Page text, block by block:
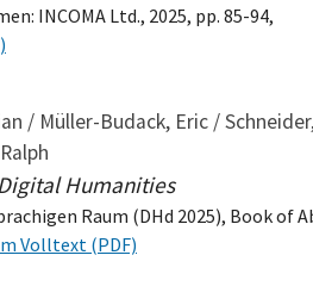
INCOMA Ltd., 2025, pp. 85-94,
/ Müller-Budack, Eric /
Humanities
Raum (DHd 2025), Book of
Volltext (PDF)